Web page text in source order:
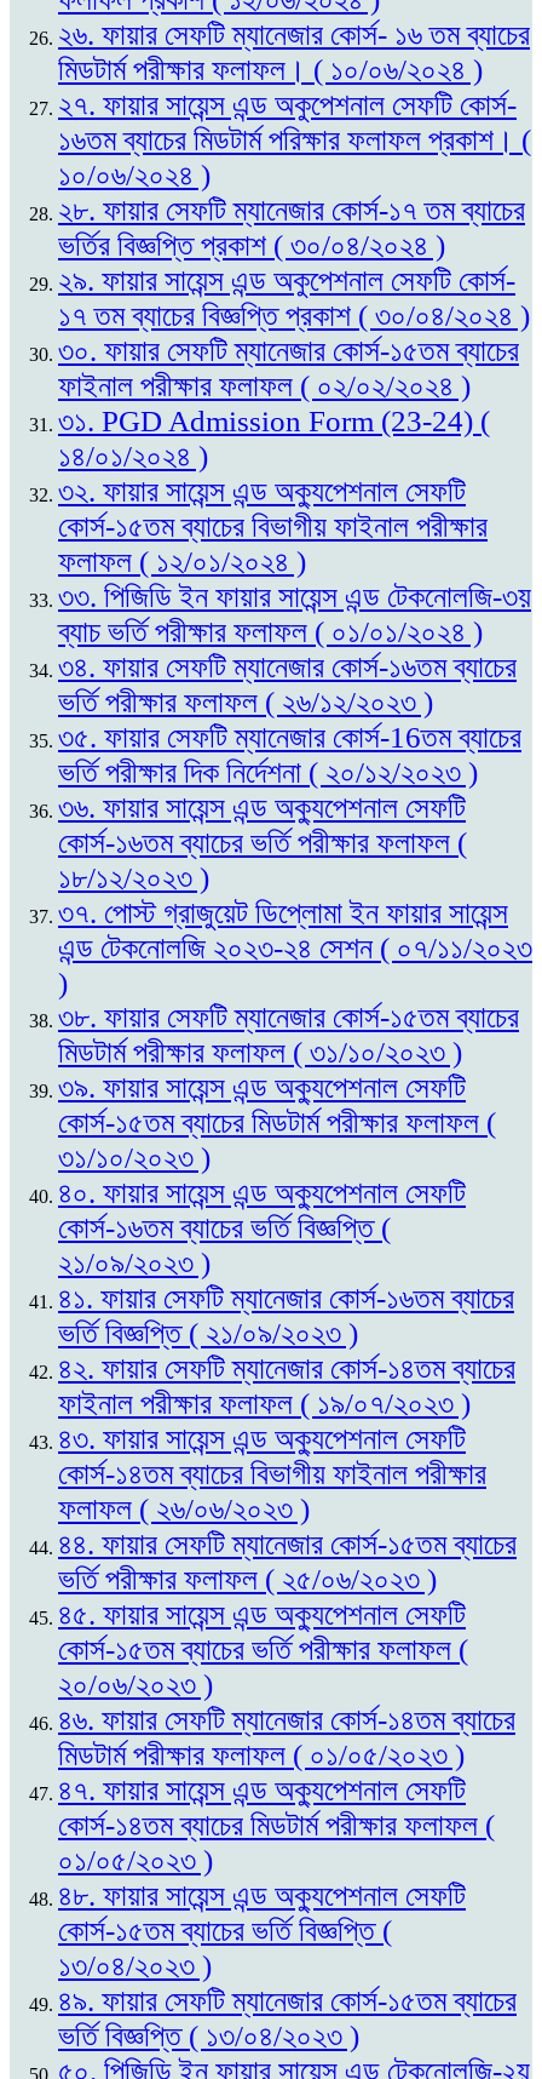
২৬. ফায়ার সেফটি ম্যানেজার কোর্স- ১৬ তম ব্যাচের
মিডটার্ম পরীক্ষার ফলাফল। ( ১০/০৬/২০২৪ )
২৭. ফায়ার সায়েন্স এন্ড অকুপেশনাল সেফটি কোর্স-
১৬তম ব্যাচের মিডটার্ম পরিক্ষার ফলাফল প্রকাশ। (
১০/০৬/২০২৪ )
২৮. ফায়ার সেফটি ম্যানেজার কোর্স-১৭ তম ব্যাচের
ভর্তির বিজ্ঞপ্তি প্রকাশ ( ৩০/০৪/২০২৪ )
২৯. ফায়ার সায়েন্স এন্ড অকুপেশনাল সেফটি কোর্স-
১৭ তম ব্যাচের বিজ্ঞপ্তি প্রকাশ ( ৩০/০৪/২০২৪ )
৩০. ফায়ার সেফটি ম্যানেজার কোর্স-১৫তম ব্যাচের
ফাইনাল পরীক্ষার ফলাফল ( ০২/০২/২০২৪ )
৩১. PGD Admission Form (23-24) (
১৪/০১/২০২৪ )
৩২. ফায়ার সায়েন্স এন্ড অক্যুপেশনাল সেফটি
কোর্স-১৫তম ব্যাচের বিভাগীয় ফাইনাল পরীক্ষার
ফলাফল ( ১২/০১/২০২৪ )
৩৩. পিজিডি ইন ফায়ার সায়েন্স এন্ড টেকনোলজি-৩য়
ব্যাচ ভর্তি পরীক্ষার ফলাফল ( ০১/০১/২০২৪ )
৩৪. ফায়ার সেফটি ম্যানেজার কোর্স-১৬তম ব্যাচের
ভর্তি পরীক্ষার ফলাফল ( ২৬/১২/২০২৩ )
৩৫. ফায়ার সেফটি ম্যানেজার কোর্স-16তম ব্যাচের
ভর্তি পরীক্ষার দিক নির্দেশনা ( ২০/১২/২০২৩ )
৩৬. ফায়ার সায়েন্স এন্ড অক্যুপেশনাল সেফটি
কোর্স-১৬তম ব্যাচের ভর্তি পরীক্ষার ফলাফল (
১৮/১২/২০২৩ )
৩৭. পোস্ট গ্রাজুয়েট ডিপ্লোমা ইন ফায়ার সায়েন্স
এন্ড টেকনোলজি ২০২৩-২৪ সেশন ( ০৭/১১/২০২৩
)
৩৮. ফায়ার সেফটি ম্যানেজার কোর্স-১৫তম ব্যাচের
মিডটার্ম পরীক্ষার ফলাফল ( ৩১/১০/২০২৩ )
৩৯. ফায়ার সায়েন্স এন্ড অক্যুপেশনাল সেফটি
কোর্স-১৫তম ব্যাচের মিডটার্ম পরীক্ষার ফলাফল (
৩১/১০/২০২৩ )
৪০. ফায়ার সায়েন্স এন্ড অক্যুপেশনাল সেফটি
কোর্স-১৬তম ব্যাচের ভর্তি বিজ্ঞপ্তি (
২১/০৯/২০২৩ )
৪১. ফায়ার সেফটি ম্যানেজার কোর্স-১৬তম ব্যাচের
ভর্তি বিজ্ঞপ্তি ( ২১/০৯/২০২৩ )
৪২. ফায়ার সেফটি ম্যানেজার কোর্স-১৪তম ব্যাচের
ফাইনাল পরীক্ষার ফলাফল ( ১৯/০৭/২০২৩ )
৪৩. ফায়ার সায়েন্স এন্ড অক্যুপেশনাল সেফটি
কোর্স-১৪তম ব্যাচের বিভাগীয় ফাইনাল পরীক্ষার
ফলাফল ( ২৬/০৬/২০২৩ )
৪৪. ফায়ার সেফটি ম্যানেজার কোর্স-১৫তম ব্যাচের
ভর্তি পরীক্ষার ফলাফল ( ২৫/০৬/২০২৩ )
৪৫. ফায়ার সায়েন্স এন্ড অক্যুপেশনাল সেফটি
কোর্স-১৫তম ব্যাচের ভর্তি পরীক্ষার ফলাফল (
২০/০৬/২০২৩ )
৪৬. ফায়ার সেফটি ম্যানেজার কোর্স-১৪তম ব্যাচের
মিডটার্ম পরীক্ষার ফলাফল ( ০১/০৫/২০২৩ )
৪৭. ফায়ার সায়েন্স এন্ড অক্যুপেশনাল সেফটি
কোর্স-১৪তম ব্যাচের মিডটার্ম পরীক্ষার ফলাফল (
০১/০৫/২০২৩ )
৪৮. ফায়ার সায়েন্স এন্ড অক্যুপেশনাল সেফটি
কোর্স-১৫তম ব্যাচের ভর্তি বিজ্ঞপ্তি (
১৩/০৪/২০২৩ )
৪৯. ফায়ার সেফটি ম্যানেজার কোর্স-১৫তম ব্যাচের
ভর্তি বিজ্ঞপ্তি ( ১৩/০৪/২০২৩ )
৫০. পিজিডি ইন ফায়ার সায়েন্স এন্ড টেকনোলজি-২য়